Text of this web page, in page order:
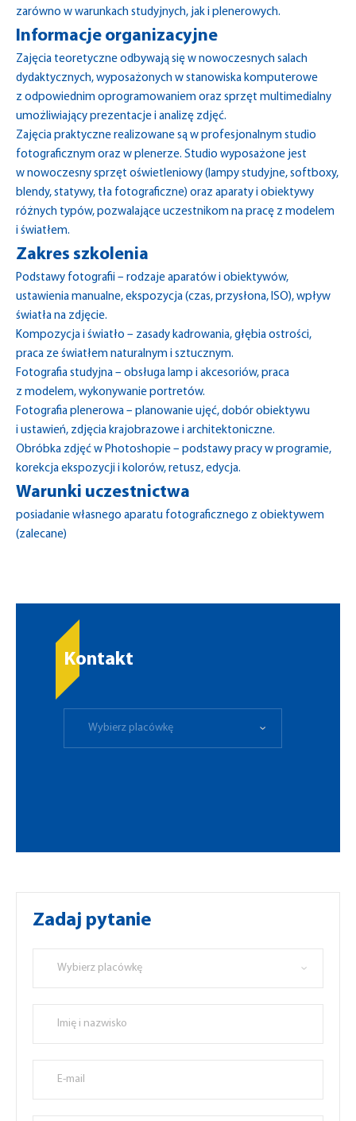
zarówno w warunkach studyjnych, jak i plenerowych.
Informacje organizacyjne
Zajęcia teoretyczne odbywają się w nowoczesnych salach
dydaktycznych, wyposażonych w stanowiska komputerowe
z odpowiednim oprogramowaniem oraz sprzęt multimedialny
umożliwiający prezentacje i analizę zdjęć.
Zajęcia praktyczne realizowane są w profesjonalnym studio
fotograficznym oraz w plenerze. Studio wyposażone jest
w nowoczesny sprzęt oświetleniowy (lampy studyjne, softboxy,
blendy, statywy, tła fotograficzne) oraz aparaty i obiektywy
różnych typów, pozwalające uczestnikom na pracę z modelem
i światłem.
Zakres szkolenia
Podstawy fotografii – rodzaje aparatów i obiektywów,
ustawienia manualne, ekspozycja (czas, przysłona, ISO), wpływ
światła na zdjęcie.
Kompozycja i światło – zasady kadrowania, głębia ostrości,
praca ze światłem naturalnym i sztucznym.
Fotografia studyjna – obsługa lamp i akcesoriów, praca
z modelem, wykonywanie portretów.
Fotografia plenerowa – planowanie ujęć, dobór obiektywu
i ustawień, zdjęcia krajobrazowe i architektoniczne.
Obróbka zdjęć w Photoshopie – podstawy pracy w programie,
korekcja ekspozycji i kolorów, retusz, edycja.
Warunki uczestnictwa
posiadanie własnego aparatu fotograficznego z obiektywem
(zalecane)
Kontakt
Wybierz placówkę
Zadaj pytanie
Wybierz placówkę